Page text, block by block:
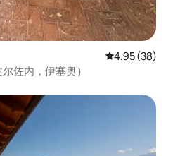
平均评分
4.95 (38)
佐内，伊塞奥）